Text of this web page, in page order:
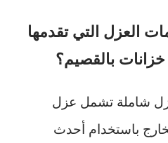
العزل التي تقدمها
بالقصيم؟
شاملة تشمل عزل
باستخدام أحدث